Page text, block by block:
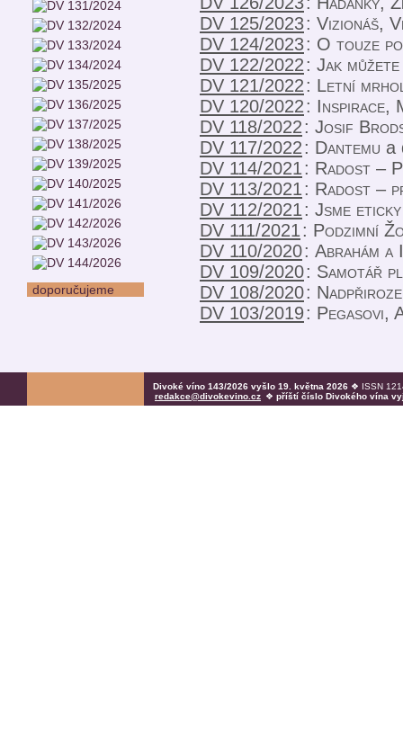
doporučujeme
DV 125/2023: Vizionáš,
DV 124/2023: O touze
DV 122/2022: Jak
DV 121/2022: Letní
DV 120/2022: Inspirace,
DV 118/2022: Josif
DV 117/2022: Dantemu a
DV 114/2021: Radost –
DV 113/2021: Radost –
DV 112/2021: Jsme
DV 111/2021: Podzimní
DV 110/2020: Abrahám a
DV 109/2020: Samotář
DV 108/2020:
DV 103/2019: Pegasovi,
Divoké víno 143/2026 vyšlo 19. května 2026 ❖ ISSN
redakce@divokevino.cz ❖ příští číslo Divokého vína